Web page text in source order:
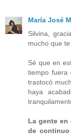
María José
Silvina,
mucho que
Sé que en
tiempo fuera
trastocó
haya
La gente en
de